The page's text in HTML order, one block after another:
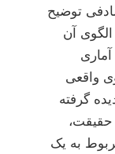
توضیح
آن
واقعی
گرفته
حقیقت،
به یک